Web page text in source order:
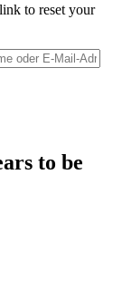
to reset your
to be